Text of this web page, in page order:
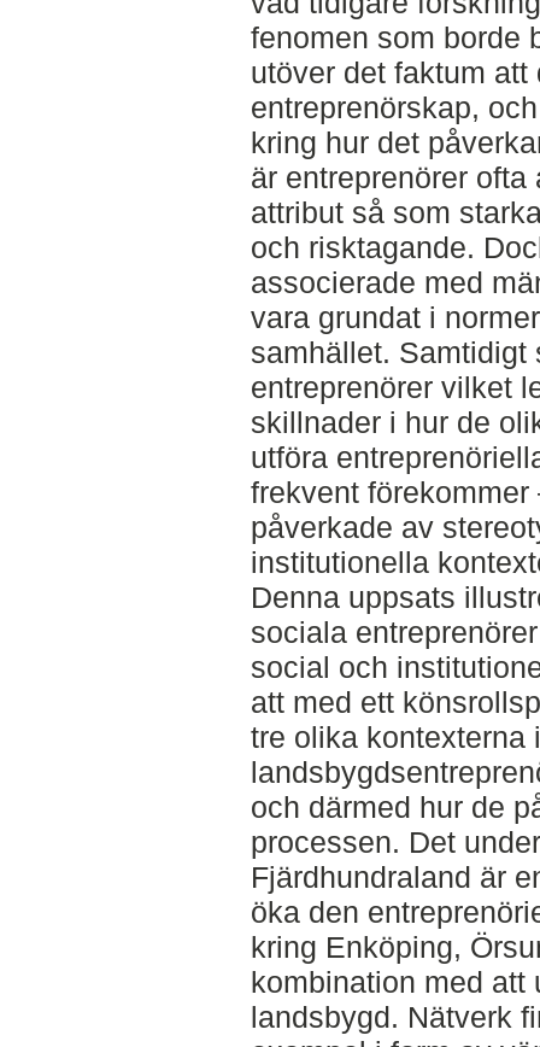
fenomen som borde
utöver det faktum att
entreprenörskap,
kring hur det
är entreprenörer
attribut så som
och risktagande.
associerade med
vara grundat i
samhället.
entreprenörer vilket
skillnader i hur de
utföra
frekvent
påverkade av
institutionella
Denna uppsats
sociala
social och
att med ett
tre olika kontexterna
och därmed hur de
processen. Det
Fjärdhundraland är
öka den
kring Enköping,
kombination med att
landsbygd. Nätverk